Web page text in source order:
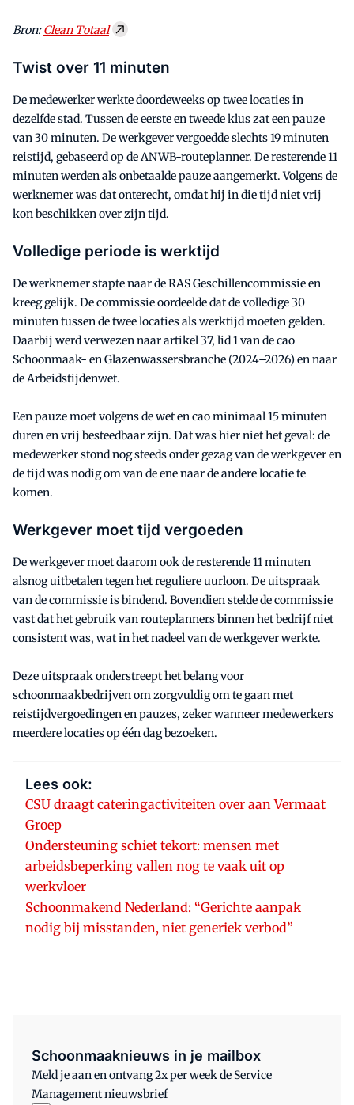
Bron:Clean Totaal
Twist over 11 minuten
De medewerker werkte doordeweeks op twee locaties in
dezelfde stad. Tussen de eerste en tweede klus zat een pauze
van 30 minuten. De werkgever vergoedde slechts 19 minuten
reistijd, gebaseerd op de ANWB-routeplanner. De resterende 11
minuten werden als onbetaalde pauze aangemerkt. Volgens de
werknemer was dat onterecht, omdat hij in die tijd niet vrij
kon beschikken over zijn tijd.
Volledige periode is werktijd
De werknemer stapte naar de RAS Geschillencommissie en
kreeg gelijk. De commissie oordeelde dat de volledige 30
minuten tussen de twee locaties als werktijd moeten gelden.
Daarbij werd verwezen naar artikel 37, lid 1 van de cao
Schoonmaak- en Glazenwassersbranche (2024–2026) en naar
de Arbeidstijdenwet.
Een pauze moet volgens de wet en cao minimaal 15 minuten
duren en vrij besteedbaar zijn. Dat was hier niet het geval: de
medewerker stond nog steeds onder gezag van de werkgever en
de tijd was nodig om van de ene naar de andere locatie te
komen.
Werkgever moet tijd vergoeden
De werkgever moet daarom ook de resterende 11 minuten
alsnog uitbetalen tegen het reguliere uurloon. De uitspraak
van de commissie is bindend. Bovendien stelde de commissie
vast dat het gebruik van routeplanners binnen het bedrijf niet
consistent was, wat in het nadeel van de werkgever werkte.
Deze uitspraak onderstreept het belang voor
schoonmaakbedrijven om zorgvuldig om te gaan met
reistijdvergoedingen en pauzes, zeker wanneer medewerkers
meerdere locaties op één dag bezoeken.
Lees ook:
CSU draagt cateringactiviteiten over aan Vermaat
Groep
Ondersteuning schiet tekort: mensen met
arbeidsbeperking vallen nog te vaak uit op
werkvloer
Schoonmakend Nederland: “Gerichte aanpak
nodig bij misstanden, niet generiek verbod”
Schoonmaaknieuws in je mailbox
Meld je aan en ontvang 2x per week de Service
Management nieuwsbrief